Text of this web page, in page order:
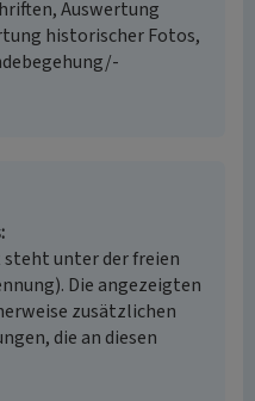
Auswertung
historischer Fotos,
unter der freien
Die angezeigten
zusätzlichen
die an diesen